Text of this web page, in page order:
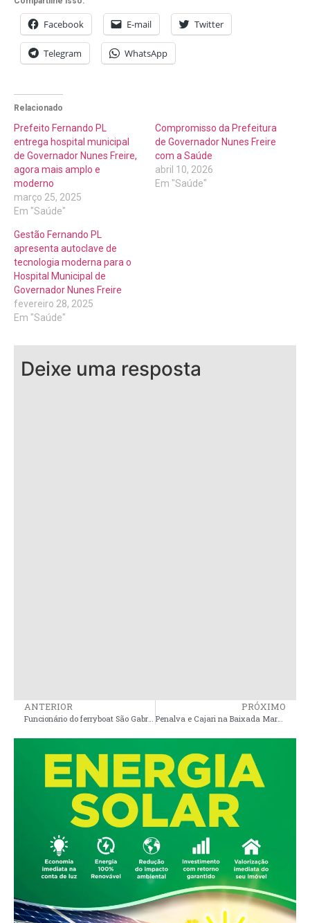
Facebook E-mail Twitter
Telegram WhatsApp
Relacionado
Prefeito Fernando PL
entrega hospital municipal
de Governador Nunes Freire,
agora mais amplo e
moderno
março 25, 2025
Em "Saúde"
Compromisso da Prefeitura
de Governador Nunes Freire
com a Saúde
abril 10, 2026
Em "Saúde"
Gestão Fernando PL
apresenta autoclave de
tecnologia moderna para o
Hospital Municipal de
Governador Nunes Freire
fevereiro 28, 2025
Em "Saúde"
Deixe uma resposta
ANTERIOR
Funcionário do ferryboat São Gabriel morre após sofrer infarto durante travessia entre Ponta da Espera e Cujupe
PRÓXIMO
Penalva e Cajari na Baixada Maranhense entre as piores cidades do MA em qualidade de vida